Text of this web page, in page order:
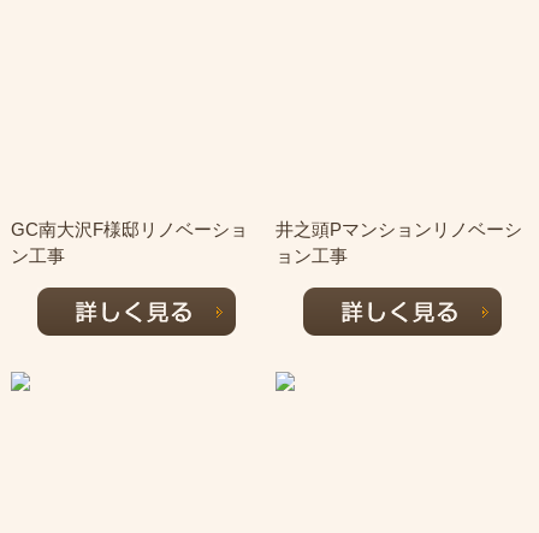
GC南大沢F様邸リノベーショ
ン工事
井之頭Pマンションリノベーシ
ョン工事